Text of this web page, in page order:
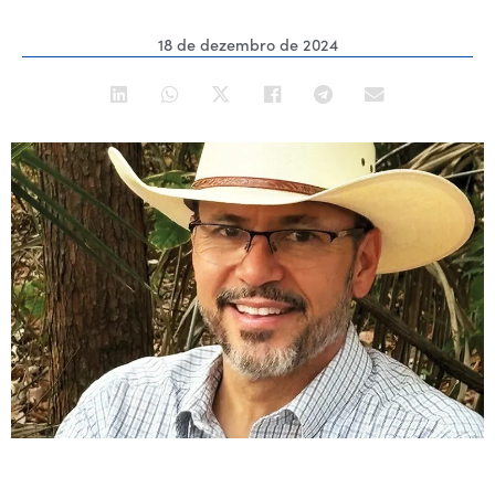
18 de dezembro de 2024